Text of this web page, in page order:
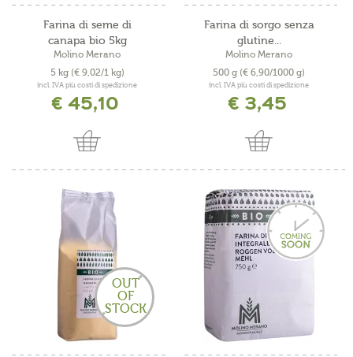
Farina di seme di
canapa bio 5kg
Molino Merano
5 kg (€ 9,02/1 kg)
incl. IVA più costi di spedizione
€ 45,10
Farina di sorgo senza
glutine...
Molino Merano
500 g (€ 6,90/1000 g)
incl. IVA più costi di spedizione
€ 3,45
OUT
OF
STOCK